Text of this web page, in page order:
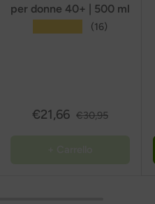
per donne 40+ | 500 ml
(16)
€21,66 €30,95